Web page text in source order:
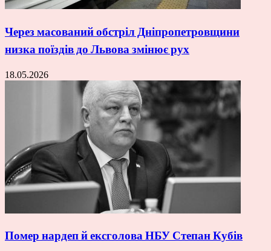
Через масований обстріл Дніпропетровщини
низка поїздів до Львова змінює рух
18.05.2026
Помер нардеп й ексголова НБУ Степан Кубів